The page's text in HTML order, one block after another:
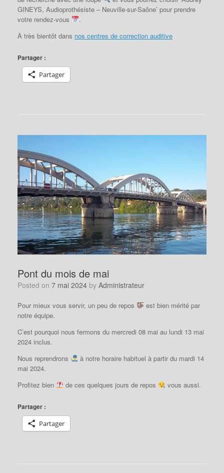
GINEYS, Audioprothésiste – Neuville-sur-Saône’ pour prendre
votre rendez-vous
.
À très bientôt dans nos centres de correction auditive
Partager :
Partager
Pont du mois de mai
Posted on 7 mai 2024 by Administrateur
Pour mieux vous servir, un peu de repos
est bien mérité par
notre équipe.
C’est pourquoi nous fermons du mercredi 08 mai au lundi 13 mai
2024 inclus.
Nous reprendrons
à notre horaire habituel à partir du mardi 14
mai 2024.
Profitez bien
de ces quelques jours de repos vous aussi.
Partager :
Partager